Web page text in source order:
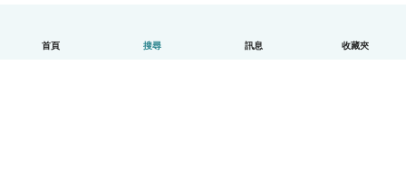
首頁 搜尋 訊息 收藏夾